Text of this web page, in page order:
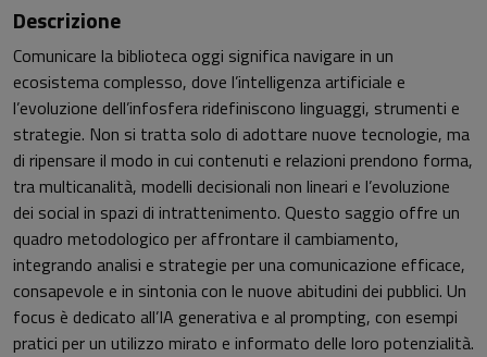
Descrizione
Comunicare la biblioteca oggi significa navigare in un
ecosistema complesso, dove l’intelligenza artificiale e
l’evoluzione dell’infosfera ridefiniscono linguaggi, strumenti e
strategie. Non si tratta solo di adottare nuove tecnologie, ma
di ripensare il modo in cui contenuti e relazioni prendono forma,
tra multicanalità, modelli decisionali non lineari e l’evoluzione
dei social in spazi di intrattenimento. Questo saggio offre un
quadro metodologico per affrontare il cambiamento,
integrando analisi e strategie per una comunicazione efficace,
consapevole e in sintonia con le nuove abitudini dei pubblici. Un
focus è dedicato all’IA generativa e al prompting, con esempi
pratici per un utilizzo mirato e informato delle loro potenzialità.